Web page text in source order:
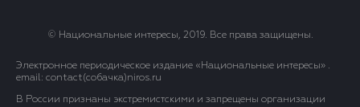
© Национальные интересы, 2019. Все права защищены.
Электронное периодическое издание «Национальные интересы» .
email: contact(сoбaчка)niros.ru
В России признаны экстремистскими и запрещены организации